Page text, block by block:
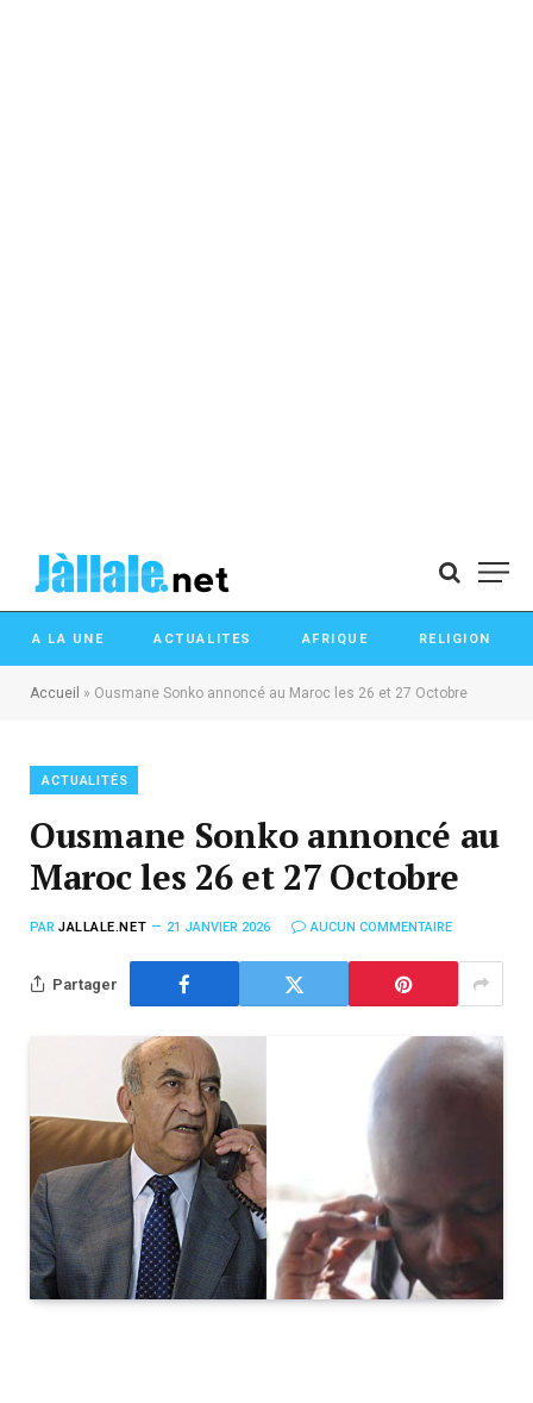
A LA UNE ACTUALITES AFRIQUE RELIGION
Accueil » Ousmane Sonko annoncé au Maroc les 26 et 27 Octobre
ACTUALITÉS
Ousmane Sonko annoncé au
Maroc les 26 et 27 Octobre
PAR JALLALE.NET 21 JANVIER 2026 AUCUN COMMENTAIRE
Partager